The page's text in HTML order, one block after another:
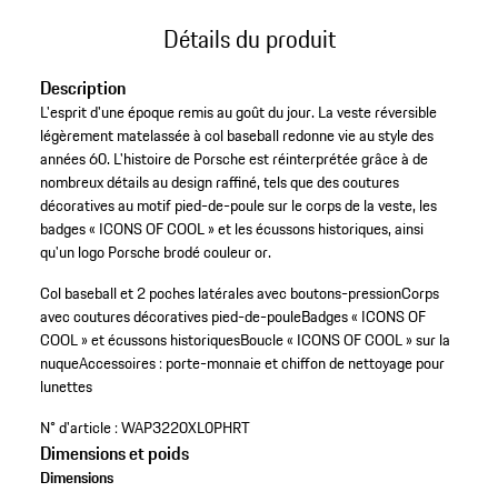
Détails du produit
Description
L'esprit d'une époque remis au goût du jour. La veste réversible
légèrement matelassée à col baseball redonne vie au style des
années 60. L'histoire de Porsche est réinterprétée grâce à de
nombreux détails au design raffiné, tels que des coutures
décoratives au motif pied-de-poule sur le corps de la veste, les
badges « ICONS OF COOL » et les écussons historiques, ainsi
qu'un logo Porsche brodé couleur or.
Col baseball et 2 poches latérales avec boutons-pressionCorps
avec coutures décoratives pied-de-pouleBadges « ICONS OF
COOL » et écussons historiquesBoucle « ICONS OF COOL » sur la
nuqueAccessoires : porte-monnaie et chiffon de nettoyage pour
lunettes
N° d'article :WAP3220XL0PHRT
Dimensions et poids
Dimensions